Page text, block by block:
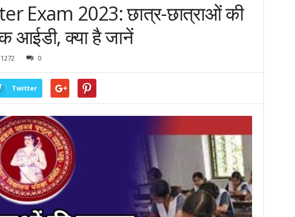
Exam 2023: छात्र-छात्राओं की
आईडी, क्या है जानें
1272 0
Twitter